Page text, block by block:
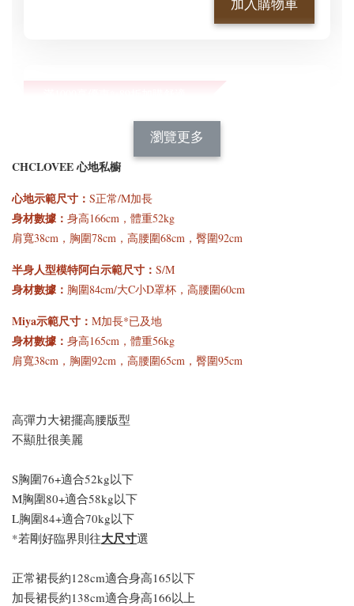
加入購物車
[C] 特惠免運✨890等級
搭深圓方領正肩短袖上
衣BraTop｜3色*3尺寸
NT$ 523
NT$ 588
[C] 怕熱舒適短袖首選*
寸
瀏覽更多
CHCLOVEE 心地私櫥
心地示範尺寸： S正常/M加長
身材數據： 身高166cm，體重52kg
肩寬38cm ， 胸圍78cm，高腰圍68cm，臀圍92cm
半身人型模特阿白示範尺寸： S/M
身材數據： 胸圍84cm/大C小D罩杯，高腰圍60cm
Miya示範尺寸： M加長*已及地
身材數據： 身高165cm，體重56kg
肩寬38cm ， 胸圍92cm，高腰圍65cm，臀圍95cm
高彈力大裙擺高腰版型
不顯肚很美麗
S胸圍76+適合52kg以下
M胸圍80+適合58kg以下
L胸圍84+適合70kg以下
*若剛好臨界則往大尺寸選
正常裙長約128cm適合身高165以下
加長裙長約138cm適合身高166以上